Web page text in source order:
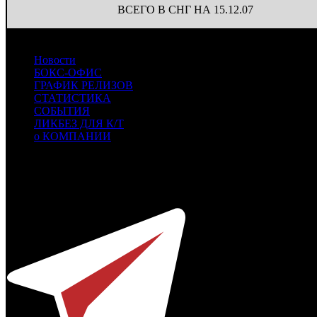
ВСЕГО В СНГ НА 15.12.07
Новости
БОКС-ОФИС
ГРАФИК РЕЛИЗОВ
СТАТИСТИКА
СОБЫТИЯ
ЛИКБЕЗ ДЛЯ К/Т
о КОМПАНИИ